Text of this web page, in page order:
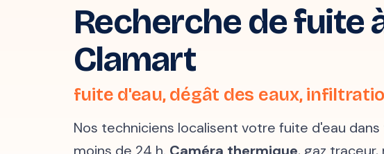
Recherche de fuite
Clamart
fuite d'eau, dégât des eaux,
Nos techniciens localisent votre fuite d'eau